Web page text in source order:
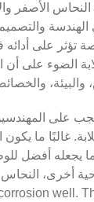
الأصفر
الهندسة
على أدائه
الضوء على أن
يجب على
غالبًا ما يكون
يجعله أفضل
well.